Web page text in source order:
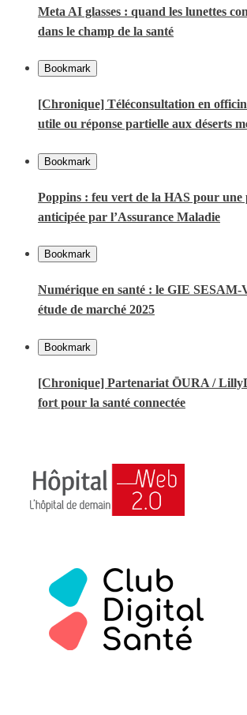
Meta AI glasses : quand les lunettes
dans le champ de la santé
Bookmark
[Chronique] Téléconsultation en
utile ou réponse partielle aux déserts
Bookmark
Poppins : feu vert de la HAS pour une
anticipée par l’Assurance Maladie
Bookmark
Numérique en santé : le GIE SESAM-
étude de marché 2025
Bookmark
[Chronique] Partenariat ŌURA /
fort pour la santé connectée